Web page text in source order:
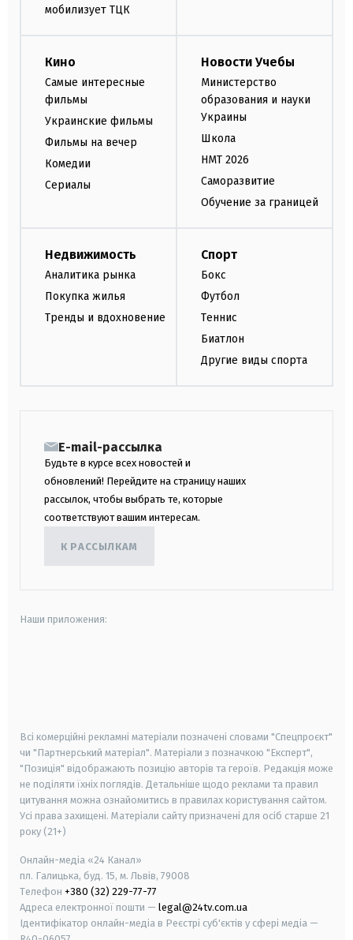
мобилизует ТЦК
Кино
Самые интересные
фильмы
Украинские фильмы
Фильмы на вечер
Комедии
Сериалы
Новости Учебы
Министерство
образования и науки
Украины
Школа
НМТ 2026
Саморазвитие
Обучение за границей
Недвижимость
Аналитика рынка
Покупка жилья
Тренды и вдохновение
Спорт
Бокс
Футбол
Теннис
Биатлон
Другие виды спорта
E-mail-рассылка
Будьте в курсе всех новостей и
обновлений! Перейдите на страницу наших
рассылок, чтобы выбрать те, которые
соответствуют вашим интересам.
К РАССЫЛКАМ
Наши приложения:
Всі комерційні рекламні матеріали позначені словами "Спецпроєкт"
чи "Партнерський матеріал". Матеріали з позначкою "Експерт",
"Позиція" відображають позицію авторів та героїв. Редакція може
не поділяти їхніх поглядів. Детальніше щодо реклами та правил
цитування можна ознайомитись в правилах користування сайтом.
Усі права захищені. Матеріали сайту призначені для осіб старше 21
року (21+)
Онлайн-медіа «24 Канал»
пл. Галицька, буд. 15, м. Львів, 79008
Телефон +380 (32) 229-77-77
Адреса електронної пошти — legal@24tv.com.ua
Ідентифікатор онлайн-медіа в Реєстрі суб'єктів у сфері медіа —